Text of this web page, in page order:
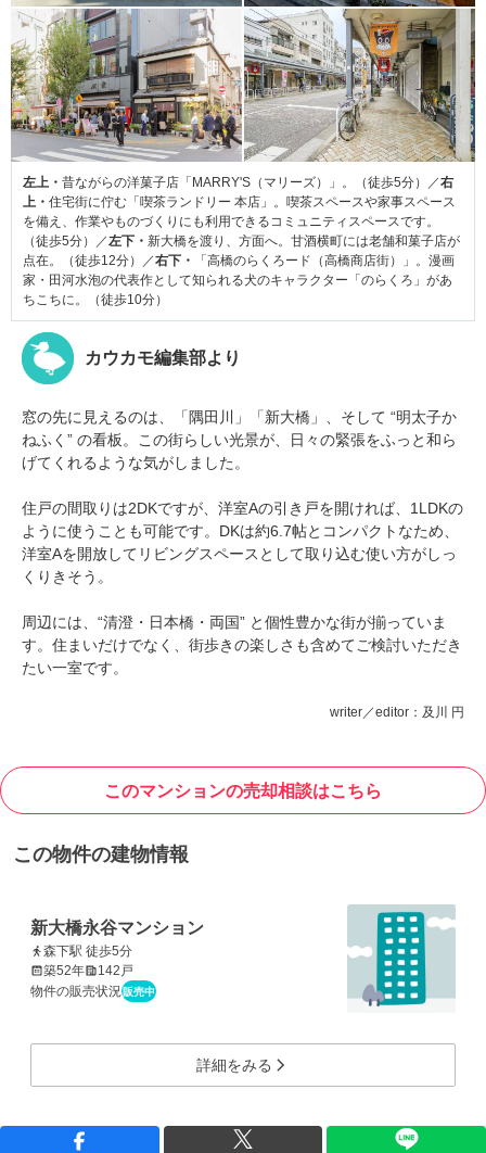
左上・ 昔ながらの洋菓子店「MARRY'S（マリーズ）」。（徒歩5分）／右
上・ 住宅街に佇む「喫茶ランドリー 本店」。喫茶スペースや家事スペース
を備え、作業やものづくりにも利用できるコミュニティスペースです。
（徒歩5分）／左下・ 新大橋を渡り、方面へ。甘酒横町には老舗和菓子店が
点在。（徒歩12分）／右下・
「高橋のらくろード（高橋商店街）」。漫画
家・田河水泡の代表作として知られる犬のキャラクター「のらくろ」があ
ちこちに。（徒歩10分）
カウカモ編集部より
窓の先に見えるのは、「隅田川」「新大橋」、そして “明太子か
ねふく” の看板。この街らしい光景が、日々の緊張をふっと和ら
げてくれるような気がしました。
住戸の間取りは2DKですが、洋室Aの引き戸を開ければ、1LDKの
ように使うことも可能です。DKは約6.7帖とコンパクトなため、
洋室Aを開放してリビングスペースとして取り込む使い方がしっ
くりきそう。
周辺には、“清澄・日本橋・両国” と個性豊かな街が揃っていま
す。住まいだけでなく、街歩きの楽しさも含めてご検討いただき
たい一室です。
writer／editor：及川 円
このマンションの売却相談はこちら
この物件の建物情報
新大橋永谷マンション
森下駅 徒歩5分
築52年
142戸
物件の販売状況販売中
詳細をみる